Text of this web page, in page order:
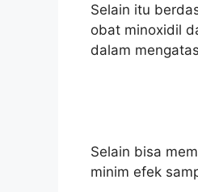
Selain itu
obat minoxidil
dalam
Selain bisa
minim efek